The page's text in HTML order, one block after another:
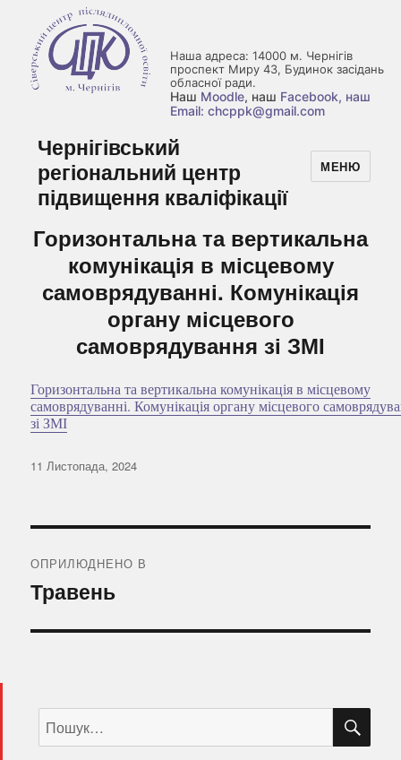
Наша адреса: 14000 м. Чернігів
проспект Миру 43, Будинок засідань
обласної ради.
Наш Moodle, наш Facebook, наш
Email: chcppk@gmail.com
Чернігівський
регіональний центр
підвищення кваліфікації
МЕНЮ
Горизонтальна та вертикальна
комунікація в місцевому
самоврядуванні. Комунікація
органу місцевого
самоврядування зі ЗМІ
Горизонтальна та вертикальна комунікація в місцевому
самоврядуванні. Комунікація органу місцевого
зі ЗМІ
Оприлюднено
11 Листопада, 2024
записів
ОПРИЛЮДНЕНО В
Травень
за
запитом: